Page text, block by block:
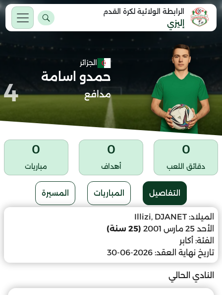
الرابطة الولائية لكرة القدم
إليزي
الجزائر
حمدو اسامة
مدافع 4
0
دقائق اللعب
0
أهداف
0
مباريات
التفاصيل المباريات المسيرة
الميلاد: Illizi, DJANET
الأحد 25 مارس 2001
(25 سنة)
الفئة: أكابر
تاريخ نهاية العقد: 2026-06-30
النادي الحالي